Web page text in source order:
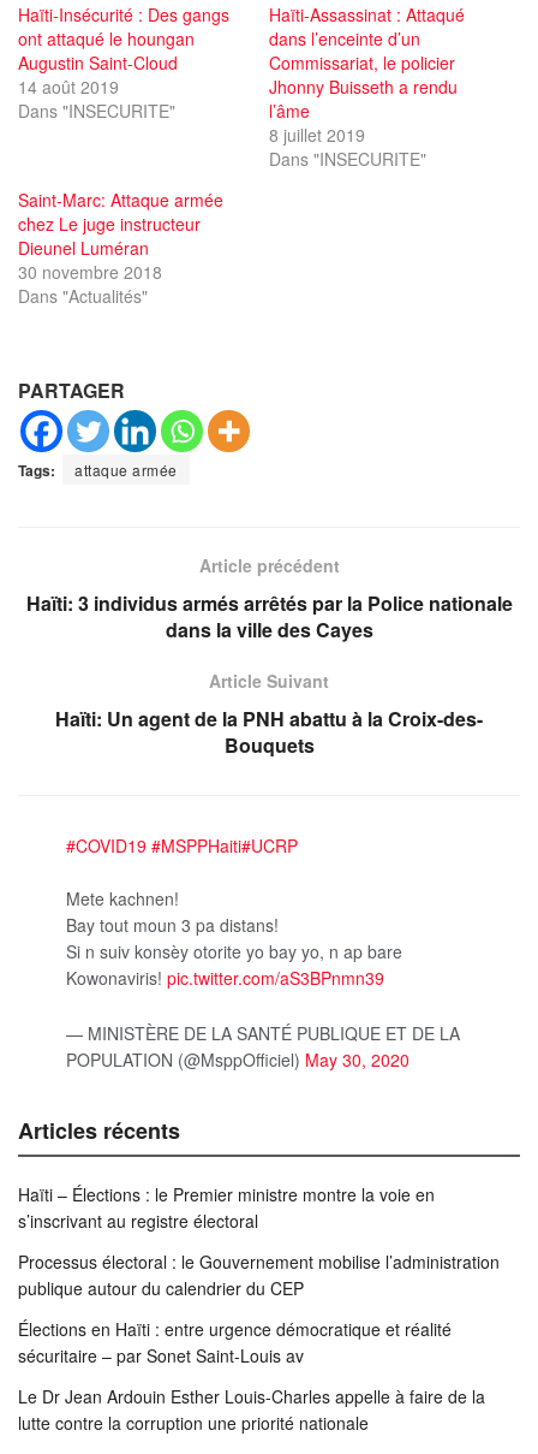
Haïti-Insécurité : Des gangs
ont attaqué le houngan
Augustin Saint-Cloud
14 août 2019
Dans "INSECURITE"
Haïti-Assassinat : Attaqué
dans l’enceinte d’un
Commissariat, le policier
Jhonny Buisseth a rendu
l’âme
8 juillet 2019
Dans "INSECURITE"
Saint-Marc: Attaque armée
chez Le juge instructeur
Dieunel Luméran
30 novembre 2018
Dans "Actualités"
PARTAGER
Tags: attaque armée
Article précédent
Haïti: 3 individus armés arrêtés par la Police nationale
dans la ville des Cayes
Article Suivant
Haïti: Un agent de la PNH abattu à la Croix-des-
Bouquets
#COVID19 #MSPPHaiti#UCRP
Mete kachnen!
Bay tout moun 3 pa distans!
Si n suiv konsèy otorite yo bay yo, n ap bare
Kowonaviris! pic.twitter.com/aS3BPnmn39
— MINISTÈRE DE LA SANTÉ PUBLIQUE ET DE LA
POPULATION (@MsppOfficiel) May 30, 2020
Articles récents
Haïti – Élections : le Premier ministre montre la voie en
s’inscrivant au registre électoral
Processus électoral : le Gouvernement mobilise l’administration
publique autour du calendrier du CEP
Élections en Haïti : entre urgence démocratique et réalité
sécuritaire – par Sonet Saint-Louis av
Le Dr Jean Ardouin Esther Louis-Charles appelle à faire de la
lutte contre la corruption une priorité nationale